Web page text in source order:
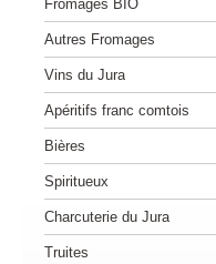
Fromages BIO
Autres Fromages
Vins du Jura
Apéritifs franc comtois
Bières
Spiritueux
Charcuterie du Jura
Truites